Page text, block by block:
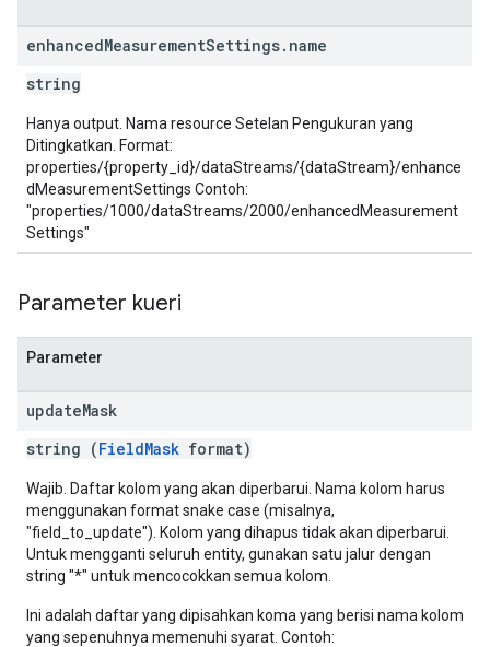
enhancedMeasurementSettings. name
string
Hanya output. Nama resource Setelan Pengukuran yang
Ditingkatkan. Format:
properties/{property_id}/dataStreams/{dataStream}/enhance
dMeasurementSettings Contoh:
"properties/1000/dataStreams/2000/enhancedMeasurement
Settings"
Parameter kueri
Parameter
updateMask
string (FieldMask format)
Wajib. Daftar kolom yang akan diperbarui. Nama kolom harus
menggunakan format snake case (misalnya,
"field_to_update"). Kolom yang dihapus tidak akan diperbarui.
Untuk mengganti seluruh entity, gunakan satu jalur dengan
string "*" untuk mencocokkan semua kolom.
Ini adalah daftar yang dipisahkan koma yang berisi nama kolom
yang sepenuhnya memenuhi syarat. Contoh: